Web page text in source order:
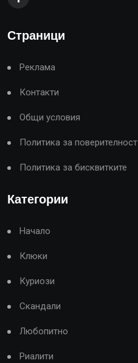
Страници
Реклама
Контакти
Общи условия
Политика за поверителност
Политика за бисквитките
Категории
Начало
Клюки
Куриози
Скандали
Любопитно
Риалити